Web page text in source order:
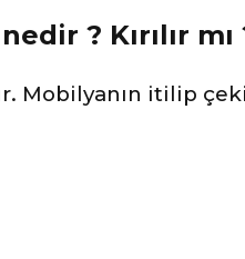
? Kırılır mı
Mobilyanın itilip